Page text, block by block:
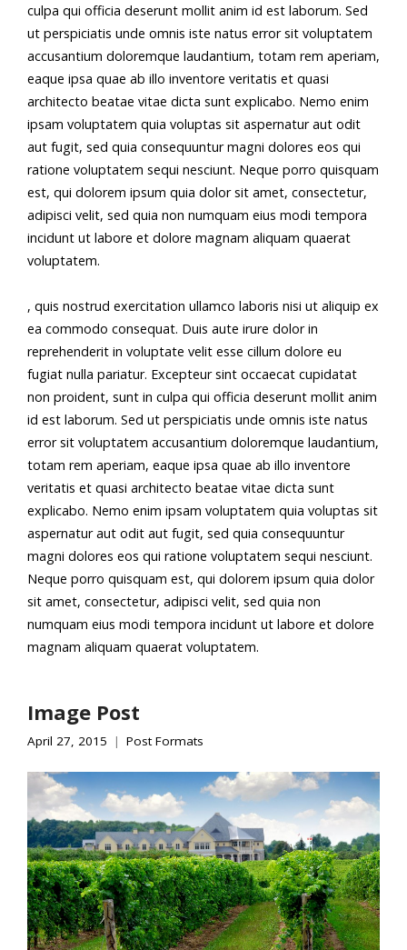
culpa qui officia deserunt mollit anim id est laborum. Sed
ut perspiciatis unde omnis iste natus error sit voluptatem
accusantium doloremque laudantium, totam rem aperiam,
eaque ipsa quae ab illo inventore veritatis et quasi
architecto beatae vitae dicta sunt explicabo. Nemo enim
ipsam voluptatem quia voluptas sit aspernatur aut odit
aut fugit, sed quia consequuntur magni dolores eos qui
ratione voluptatem sequi nesciunt. Neque porro quisquam
est, qui dolorem ipsum quia dolor sit amet, consectetur,
adipisci velit, sed quia non numquam eius modi tempora
incidunt ut labore et dolore magnam aliquam quaerat
voluptatem.
, quis nostrud exercitation ullamco laboris nisi ut aliquip ex
ea commodo consequat. Duis aute irure dolor in
reprehenderit in voluptate velit esse cillum dolore eu
fugiat nulla pariatur. Excepteur sint occaecat cupidatat
non proident, sunt in culpa qui officia deserunt mollit anim
id est laborum. Sed ut perspiciatis unde omnis iste natus
error sit voluptatem accusantium doloremque laudantium,
totam rem aperiam, eaque ipsa quae ab illo inventore
veritatis et quasi architecto beatae vitae dicta sunt
explicabo. Nemo enim ipsam voluptatem quia voluptas sit
aspernatur aut odit aut fugit, sed quia consequuntur
magni dolores eos qui ratione voluptatem sequi nesciunt.
Neque porro quisquam est, qui dolorem ipsum quia dolor
sit amet, consectetur, adipisci velit, sed quia non
numquam eius modi tempora incidunt ut labore et dolore
magnam aliquam quaerat voluptatem.
Image Post
April 27, 2015 Post Formats